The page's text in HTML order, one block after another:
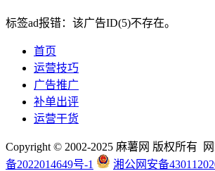
标签ad报错：该广告ID(5)不存在。
首页
运营技巧
广告推广
补单出评
运营干货
Copyright © 2002-2025 麻薯网 版权所有 网
备2022014649号-1
湘公网安备